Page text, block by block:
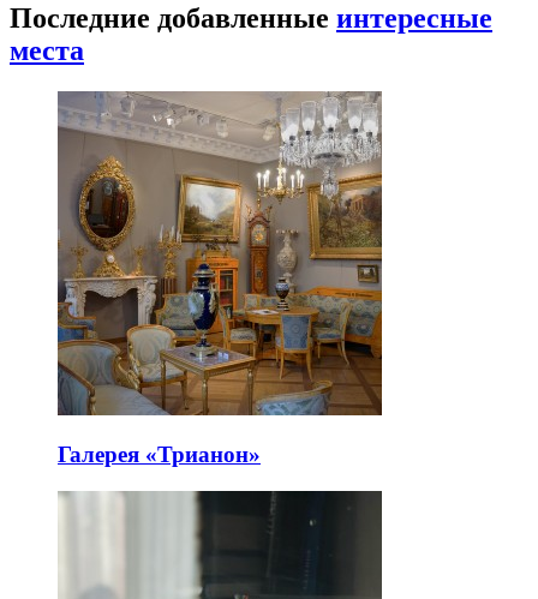
Последние добавленные интересные
места
Галерея «Трианон»